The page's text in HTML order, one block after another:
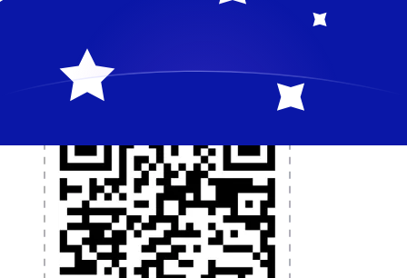
l'argent à l'étranger sans frais cachés. Téléchargez